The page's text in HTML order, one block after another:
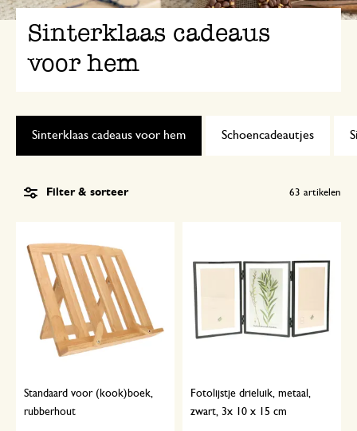
Sinterklaas cadeaus
voor hem
Schoencadeautjes
Sinterklaas cadeaus voor hem
Filter & sorteer 63 artikelen
Standaard voor (kook)boek,
rubberhout
Fotolijstje drieluik, metaal,
zwart, 3x 10 x 15 cm